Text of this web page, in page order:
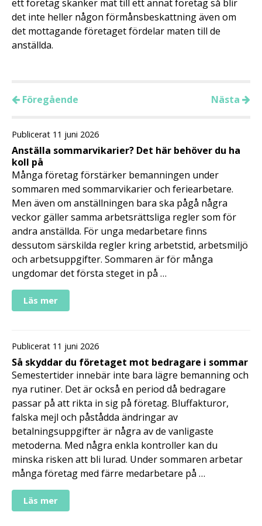
ett företag skänker mat till ett annat företag så blir
det inte heller någon förmånsbeskattning även om
det mottagande företaget fördelar maten till de
anställda.
Föregående Nästa
Publicerat 11 juni 2026
Anställa sommarvikarier? Det här behöver du ha
koll på
Många företag förstärker bemanningen under
sommaren med sommarvikarier och feriearbetare.
Men även om anställningen bara ska pågå några
veckor gäller samma arbetsrättsliga regler som för
andra anställda. För unga medarbetare finns
dessutom särskilda regler kring arbetstid, arbetsmiljö
och arbetsuppgifter. Sommaren är för många
ungdomar det första steget in på …
Läs mer
Publicerat 11 juni 2026
Så skyddar du företaget mot bedragare i sommar
Semestertider innebär inte bara lägre bemanning och
nya rutiner. Det är också en period då bedragare
passar på att rikta in sig på företag. Bluffakturor,
falska mejl och påstådda ändringar av
betalningsuppgifter är några av de vanligaste
metoderna. Med några enkla kontroller kan du
minska risken att bli lurad. Under sommaren arbetar
många företag med färre medarbetare på …
Läs mer